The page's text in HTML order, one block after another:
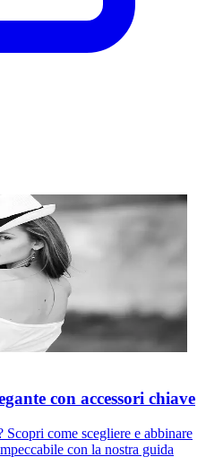
con accessori chiave
come scegliere e abbinare
con la nostra guida